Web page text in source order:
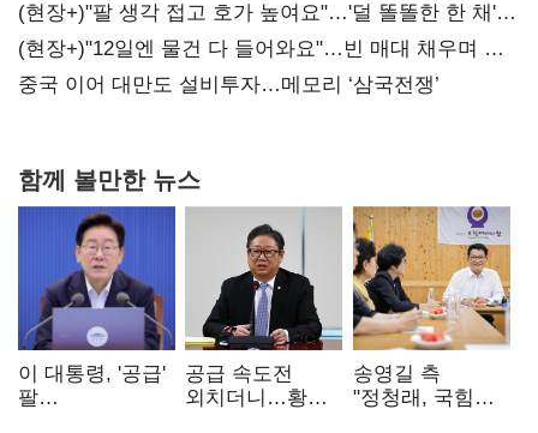
숙제
(현장+)"팔 생각 접고 호가 높여요"…'덜 똘똘한 한 채'
20억 키맞추기
(현장+)"12일엔 물건 다 들어와요"…빈 매대 채우며 문
연 홈플러스
중국 이어 대만도 설비투자…메모리 ‘삼국전쟁’
함께 볼만한 뉴스
이 대통령, '공급'
팔
공급 속도전
외치더니…황희,
송영길 측
"정청래, 국힘